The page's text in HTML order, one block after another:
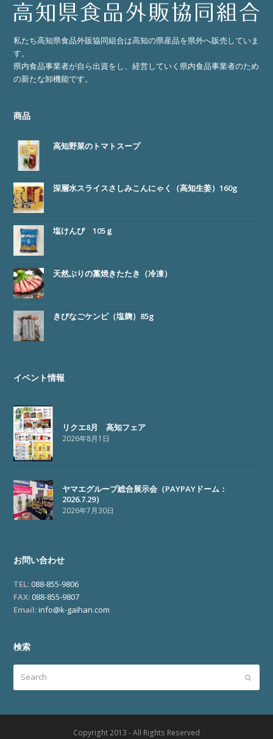
私たち高知県食品外販協同組合は高知の県産品を県外へ販売していま
す。
県内食品事業者が自ら出資をし、経営していく県内食品事業者のため
の新たな卸機能です。
商品
高知野菜のトマトスープ
深層水スライスさしみこんにゃく（高知生姜）160g
塩けんぴ 105ｇ
天然ぶりの藁焼きたたき（冷凍）
きびなごケンピ（塩麹）85g
イベント情報
リクエ8月 高知フェア
2026年8月1日
ヤマエグループ総合展示会（PAYPAYドーム：
2026.7.29）
2026年7月30日
お問い合わせ
TEL:088-855-9806
FAX:088-855-9807
Email:info@k-gaihan.com
検索
Submit
Copyright 2013 - All Rights Reserved